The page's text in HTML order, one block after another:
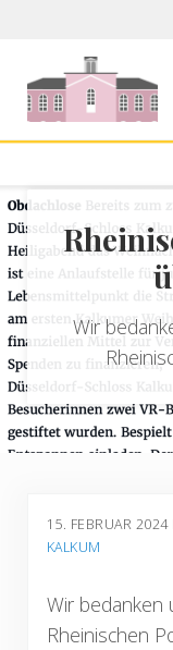
Wir
15. FEBRUAR 2024
KALKUM
Wir bedanken
Rheinischen